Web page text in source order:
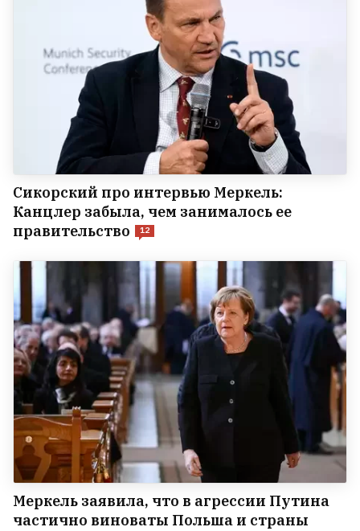
Сикорский про интервью Меркель:
Канцлер забыла, чем занималось ее
правительство
12
Меркель заявила, что в агрессии Путина
частично виноваты Польша и страны